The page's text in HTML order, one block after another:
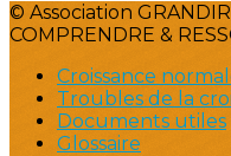
© Association GRANDIR
COMPRENDRE &
Croissance
Troubles de la
Documents utiles
Glossaire